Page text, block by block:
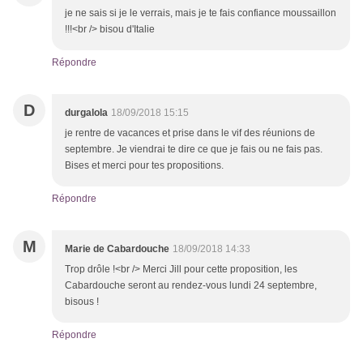
je ne sais si je le verrais, mais je te fais confiance moussaillon
!!!<br /> bisou d'Italie
Répondre
D durgalola 18/09/2018 15:15
je rentre de vacances et prise dans le vif des réunions de
septembre. Je viendrai te dire ce que je fais ou ne fais pas.
Bises et merci pour tes propositions.
Répondre
M Marie de Cabardouche 18/09/2018 14:33
Trop drôle !<br /> Merci Jill pour cette proposition, les
Cabardouche seront au rendez-vous lundi 24 septembre,
bisous !
Répondre